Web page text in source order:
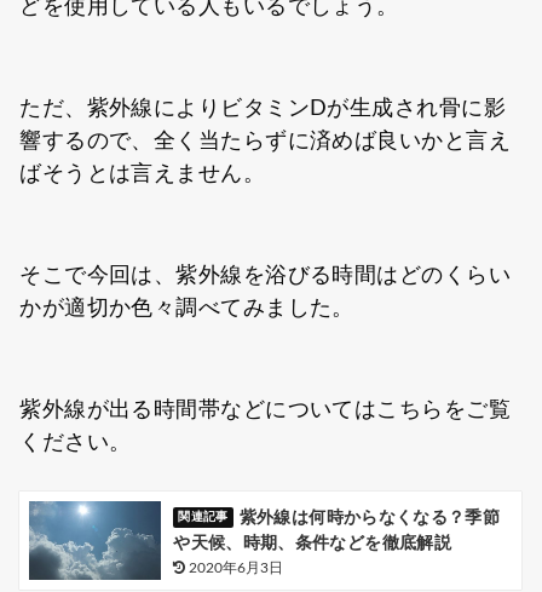
どを使用している人もいるでしょう。
ただ、紫外線によりビタミンDが生成され骨に影
響するので、全く当たらずに済めば良いかと言え
ばそうとは言えません。
そこで今回は、紫外線を浴びる時間はどのくらい
かが適切か色々調べてみました。
紫外線が出る時間帯などについてはこちらをご覧
ください。
紫外線は何時からなくなる？季節
や天候、時期、条件などを徹底解説
2020年6月3日